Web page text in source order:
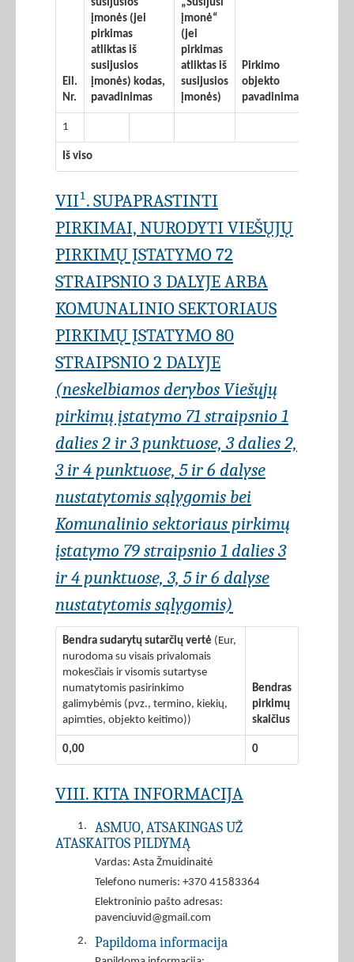
Eil.
Nr.
susijusios
įmonės (jei
pirkimas
atliktas iš
susijusios
įmonės) kodas,
pavadinimas
„Susijusi
įmonė“
(jei
pirkimas
atliktas iš
susijusios
įmonės)
Pirkimo
objekto
pavadinimas
1
Iš viso
VII¹. SUPAPRASTINTI
PIRKIMAI, NURODYTI VIEŠŲJŲ
PIRKIMŲ ĮSTATYMO 72
STRAIPSNIO 3 DALYJE ARBA
KOMUNALINIO SEKTORIAUS
PIRKIMŲ ĮSTATYMO 80
STRAIPSNIO 2 DALYJE
(neskelbiamos derybos Viešųjų
pirkimų įstatymo 71 straipsnio 1
dalies 2 ir 3 punktuose, 3 dalies 2,
3 ir 4 punktuose, 5 ir 6 dalyse
nustatytomis sąlygomis bei
Komunalinio sektoriaus pirkimų
įstatymo 79 straipsnio 1 dalies 3
ir 4 punktuose, 3, 5 ir 6 dalyse
nustatytomis sąlygomis)
Bendra sudarytų sutarčių vertė (Eur,
nurodoma su visais privalomais
mokesčiais ir visomis sutartyse
numatytomis pasirinkimo
galimybėmis (pvz., termino, kiekių,
apimties, objekto keitimo))
Bendras
pirkimų
skaičius
0,00 0
VIII. KITA INFORMACIJA
1.
ASMUO, ATSAKINGAS UŽ
ATASKAITOS PILDYMĄ
Vardas: Asta Žmuidinaitė
Telefono numeris: +370 41583364
Elektroninio pašto adresas:
pavenciuvid@gmail.com
2.
Papildoma informacija